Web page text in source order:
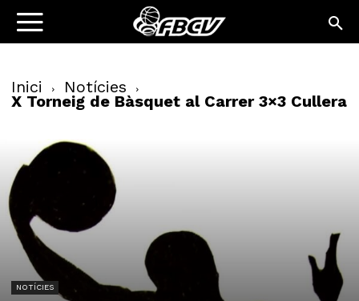
Inici Notícies
X Torneig de Bàsquet al Carrer 3×3 Cullera
NOTÍCIES